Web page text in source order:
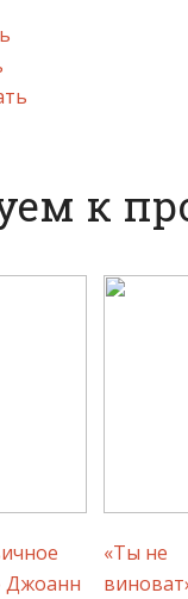
к
Джоанн
«Ты не